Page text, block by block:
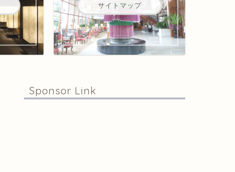
サイトマップ
Sponsor Link